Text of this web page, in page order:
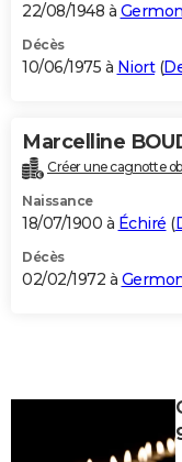
22/08/1948 à
Décès
10/06/1975 à Niort(
Marcelline
Créer une cagnotte
Naissance
18/07/1900 à Échiré (
Décès
02/02/1972 à